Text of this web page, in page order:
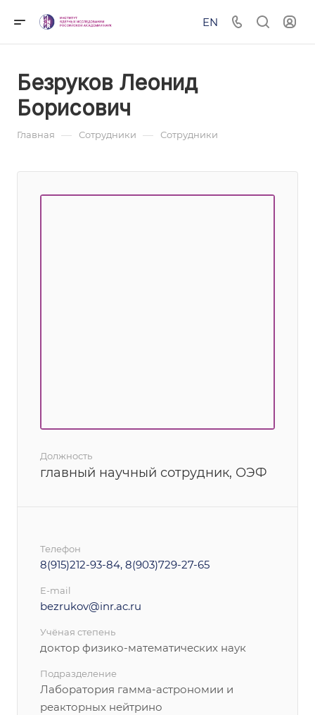
EN
Безруков Леонид
Борисович
Главная — Сотрудники — Сотрудники
Должность
главный научный сотрудник, ОЭФ
Телефон
8(915)212-93-84, 8(903)729-27-65
E-mail
bezrukov@inr.ac.ru
Учёная степень
доктор физико-математических наук
Подразделение
Лаборатория гамма-астрономии и
реакторных нейтрино